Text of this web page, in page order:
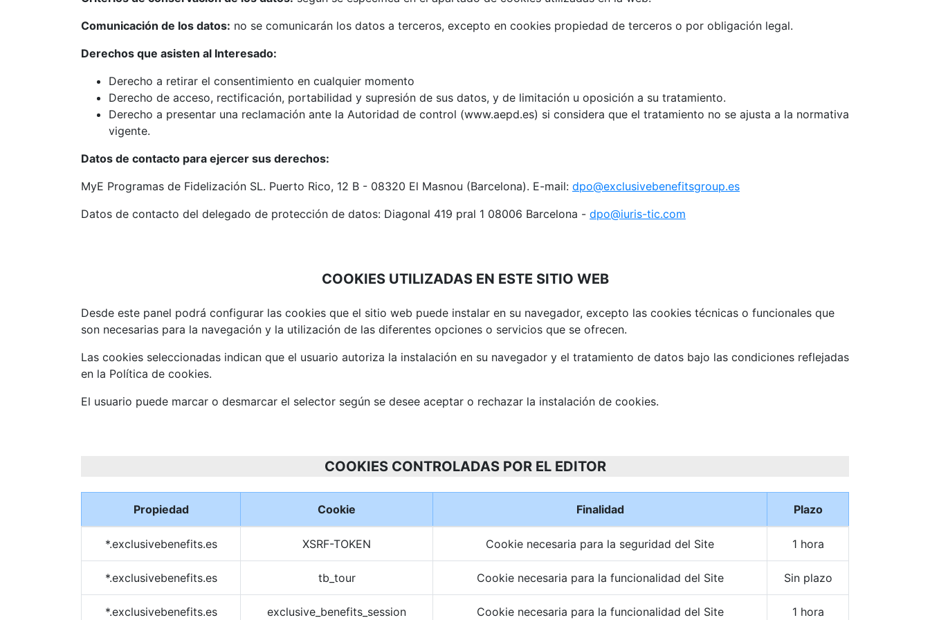
Comunicación de los datos: no se comunicarán los datos a terceros, excepto en cookies propiedad de terceros o por obligación legal.
Derechos que asisten al Interesado:
Derecho a retirar el consentimiento en cualquier momento
Derecho de acceso, rectificación, portabilidad y supresión de sus datos, y de limitación u oposición a su tratamiento.
Derecho a presentar una reclamación ante la Autoridad de control (www.aepd.es) si considera que el tratamiento no se ajusta a la normativa
vigente.
Datos de contacto para ejercer sus derechos:
MyE Programas de Fidelización SL. Puerto Rico, 12 B - 08320 El Masnou (Barcelona). E-mail: dpo@exclusivebenefitsgroup.es
Datos de contacto del delegado de protección de datos: Diagonal 419 pral 1 08006 Barcelona - dpo@iuris-tic.com
COOKIES UTILIZADAS EN ESTE SITIO WEB
Desde este panel podrá configurar las cookies que el sitio web puede instalar en su navegador, excepto las cookies técnicas o funcionales que
son necesarias para la navegación y la utilización de las diferentes opciones o servicios que se ofrecen.
Las cookies seleccionadas indican que el usuario autoriza la instalación en su navegador y el tratamiento de datos bajo las condiciones reflejadas
en la Política de cookies.
El usuario puede marcar o desmarcar el selector según se desee aceptar o rechazar la instalación de cookies.
COOKIES CONTROLADAS POR EL EDITOR
Propiedad Cookie Finalidad Plazo
*.exclusivebenefits.es XSRF-TOKEN Cookie necesaria para la seguridad del Site 1 hora
*.exclusivebenefits.es tb_tour Cookie necesaria para la funcionalidad del Site Sin plazo
*.exclusivebenefits.es exclusive_benefits_session Cookie necesaria para la funcionalidad del Site 1 hora